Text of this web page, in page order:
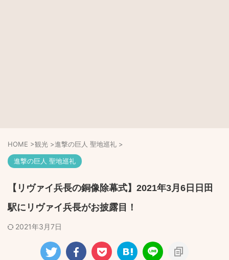
HOME >観光 >進撃の巨人 聖地巡礼 >
進撃の巨人 聖地巡礼
【リヴァイ兵長の銅像除幕式】2021年3月6日日田
駅にリヴァイ兵長がお披露目！
2021年3月7日